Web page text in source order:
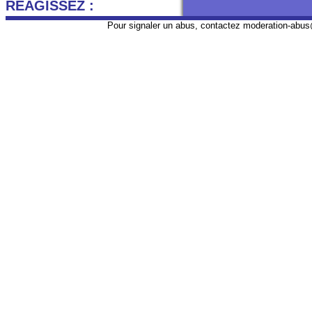
REAGISSEZ :
Pour signaler un abus, contactez moderation-